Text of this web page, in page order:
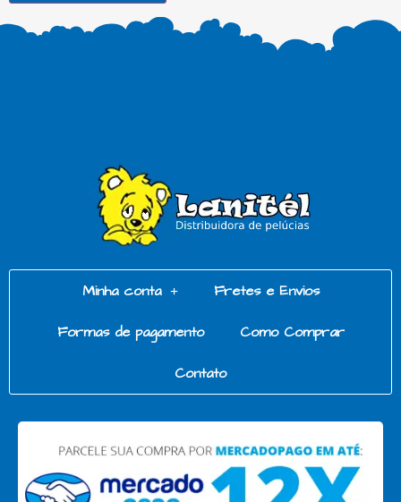
Minha conta Fretes e Envios
Formas de pagamento Como Comprar
Contato